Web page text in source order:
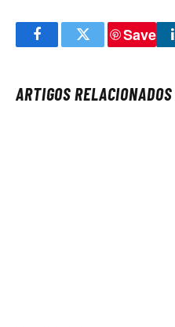
FacebookTwitter
Save
ARTIGOS RELACIONADOS